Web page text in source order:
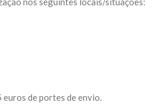
euros de portes de envio.